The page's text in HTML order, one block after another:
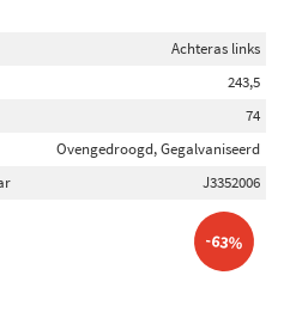
Achteras links
243,5
74
Ovengedroogd, Gegalvaniseerd
J3352006
-63%